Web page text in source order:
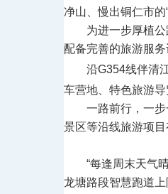
净山、慢出铜仁市的
为进一步厚植
配备完善的旅游服
沿G354线伴清
车营地、特色旅游
一路前行，一
景区等沿线旅游项
“每逢周末天气
龙塘路段智慧跑道上